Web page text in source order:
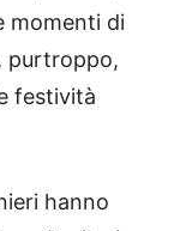
momenti di
purtroppo,
festività
hanno